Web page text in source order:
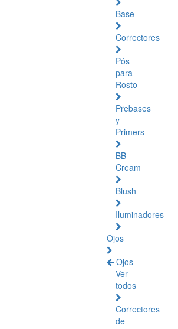
Base
Correctores
Pós
para
Rosto
Prebases
y
Primers
BB
Cream
Blush
Iluminadores
Ojos
Ojos
Ver
todos
Correctores
de